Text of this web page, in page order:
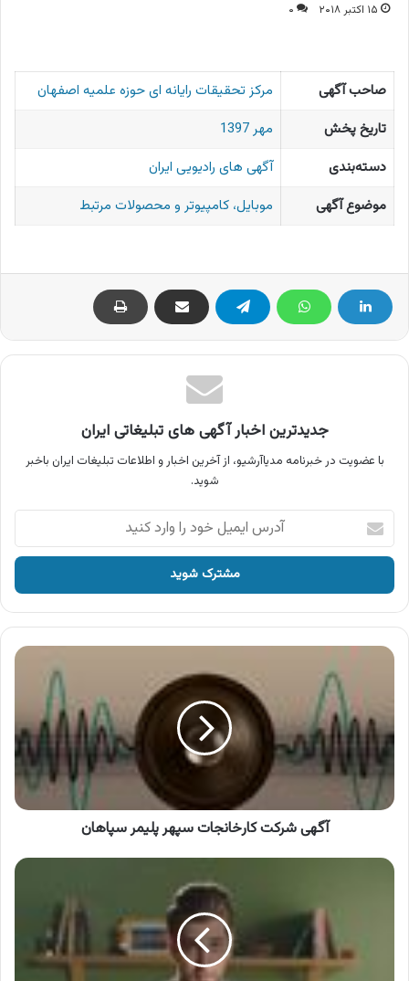
۱۵ اکتبر ۲۰۱۸ ۰
صاحب آگهی
مرکز تحقیقات رایانه ای حوزه علمیه اصفهان
تاریخ پخش
مهر 1397
دسته‌بندی
آگهی های رادیویی ایران
موضوع آگهی
موبایل، کامپیوتر و محصولات مرتبط
جدیدترین اخبار آگهی های تبلیغاتی ایران
با عضویت در خبرنامه مدیاآرشیو، از آخرین اخبار و اطلاعات تبلیغات ایران باخبر
شوید.
آدرس
ایمیل
خود
وارد
کنید
آگهی
سپهر
پلیمر
سپاهان
آگهی شرکت کارخانجات سپهر پلیمر سپاهان
آگهی